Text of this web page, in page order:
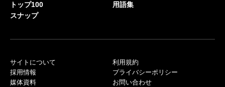
トップ100
スナップ
用語集
サイトについて
採用情報
媒体資料
利用規約
プライバシーポリシー
お問い合わせ